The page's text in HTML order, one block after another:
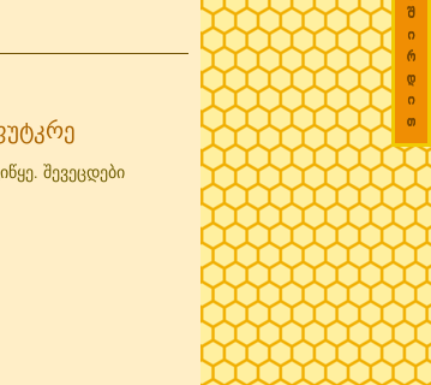
შევეცდები
შ
ი
რ
დ
ი
თ